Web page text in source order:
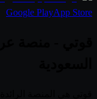
Google PlayApp Store